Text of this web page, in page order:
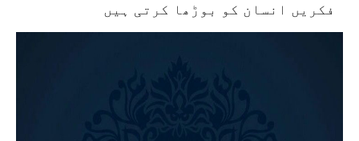
فکریں انسان کو بوڑھا کرتی ہیں